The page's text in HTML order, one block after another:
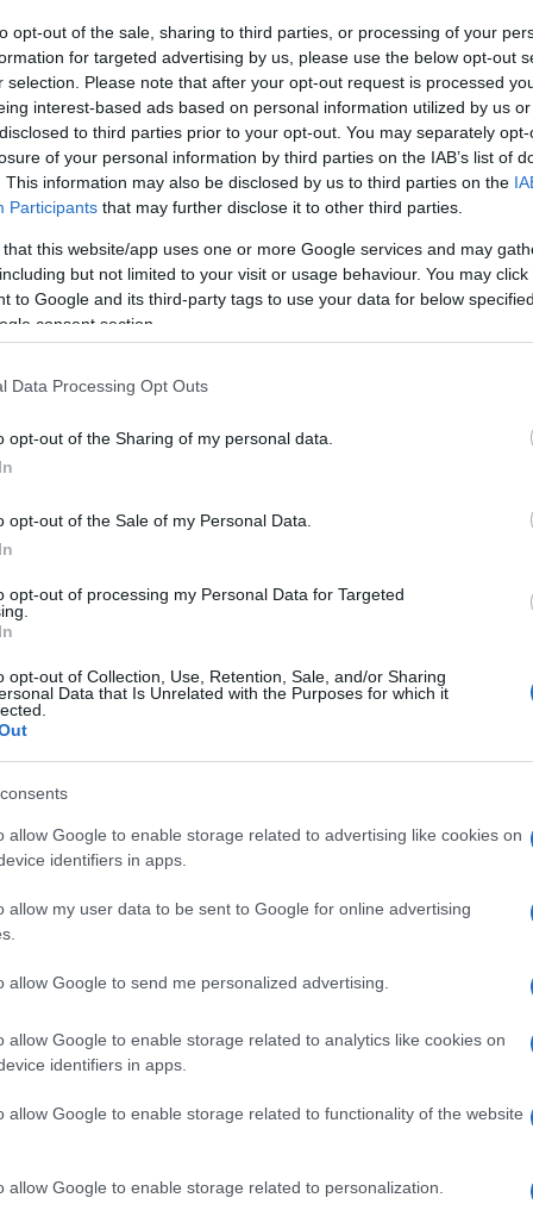
opt-out of the sale, sharing to third parties, or processing of your
for targeted advertising by us, please use the below opt-out
selection. Please note that after your opt-out request is processed
interest-based ads based on personal information utilized by us
to third parties prior to your opt-out. You may separately
of your personal information by third parties on the IAB’s list of
This information may also be disclosed by us to third parties on the
Participants that may further disclose it to other third parties.
that this website/app uses one or more Google services and may
but not limited to your visit or usage behaviour. You may
to Google and its third-party tags to use your data for below
consent section.
Data Processing Opt Outs
opt-out of the Sharing of my personal data.
opt-out of the Sale of my Personal Data.
opt-out of processing my Personal Data for Targeted
opt-out of Collection, Use, Retention, Sale, and/or Sharing
Data that Is Unrelated with the Purposes for which it
allow Google to enable storage related to advertising like cookies on
identifiers in apps.
allow my user data to be sent to Google for online advertising
allow Google to send me personalized advertising.
allow Google to enable storage related to analytics like cookies on
identifiers in apps.
allow Google to enable storage related to functionality of the website
allow Google to enable storage related to personalization.
τον δρόμο της ομόνοιας, ζήτησε
με τον Μητροπολίτη Ρεθύμνης να δίνει
θα αποτελέσει το τέλος των
τα ερωτήματα για τη στάση των
ο 54χρονος καθ’ ομολογίαν δράστης ήταν
Παρά το γεγονός ότι εκκρεμούσαν σε
επιθέσεις και απειλές κατά του θύματος, ο
πως η εκδίκαση της πιο βίαιης
Δεκέμβριο του 2024, είχε προσδιοριστεί για
Μιχάλης Χρυσοχοΐδης, αποκάλυψε πως
θα
Β΄
και
Δεν